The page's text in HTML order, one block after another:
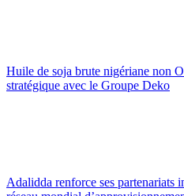
Huile de soja brute nigériane non
stratégique avec le Groupe Deko
Adalidda renforce ses partenariats